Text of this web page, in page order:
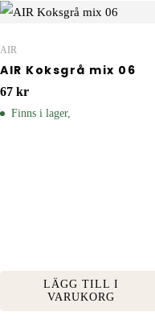
AIR
AIR Koksgrå mix 06
67 kr
Finns i lager,
LÄGG TILL I
VARUKORG